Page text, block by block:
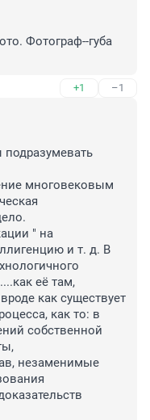
Фотограф--губа
+1 –1
многовековым
" на
и т. д. В
её там,
как существует
как то: в
собственной
незаменимые